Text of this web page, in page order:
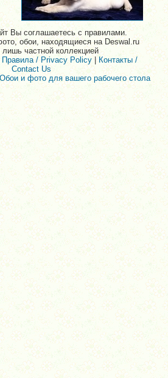
Вы соглашаетесь с правилами.
обои, находящиеся на Deswal.ru
частной коллекцией
Правила / Privacy Policy|Контакты /
Contact Us
Обои и фото для вашего рабочего стола